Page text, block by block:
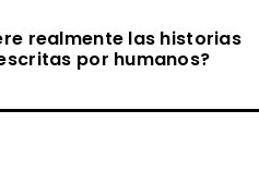
realmente las historias
por humanos?